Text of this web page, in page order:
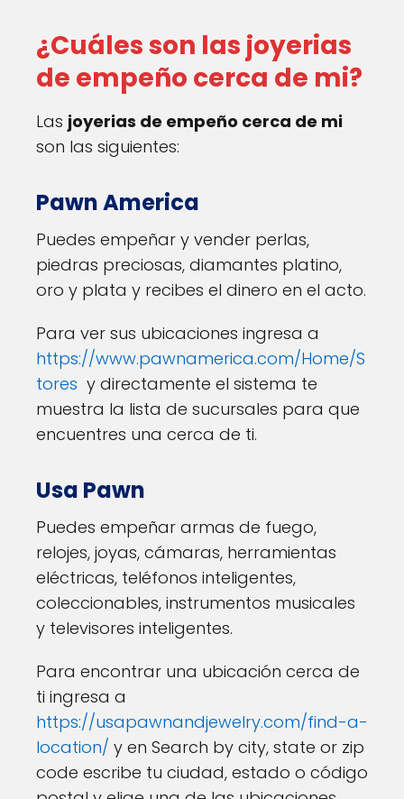
¿Cuáles son las joyerias
de empeño cerca de mi?
Las joyerias de empeño cerca de mi
son las siguientes:
Pawn America
Puedes empeñar y vender perlas,
piedras preciosas, diamantes platino,
oro y plata y recibes el dinero en el acto.
Para ver sus ubicaciones ingresa a
https://www.pawnamerica.com/Home/S
tores y directamente el sistema te
muestra la lista de sucursales para que
encuentres una cerca de ti.
Usa Pawn
Puedes empeñar armas de fuego,
relojes, joyas, cámaras, herramientas
eléctricas, teléfonos inteligentes,
coleccionables, instrumentos musicales
y televisores inteligentes.
Para encontrar una ubicación cerca de
ti ingresa a
https://usapawnandjewelry.com/find-a-
location/ y en Search by city, state or zip
code escribe tu ciudad, estado o código